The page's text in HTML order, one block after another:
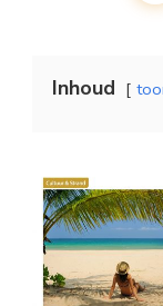
Inhoud